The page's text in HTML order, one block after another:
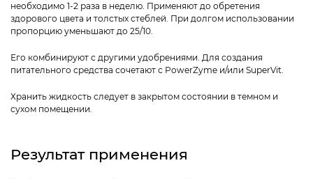
необходимо 1-2 раза в неделю. Применяют до обретения
здорового цвета и толстых стеблей. При долгом использовании
пропорцию уменьшают до 25/10.
Его комбинируют с другими удобрениями. Для создания
питательного средства сочетают с PowerZyme и/или SuperVit.
Хранить жидкость следует в закрытом состоянии в темном и
сухом помещении.
Результат применения